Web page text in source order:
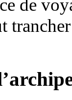
de